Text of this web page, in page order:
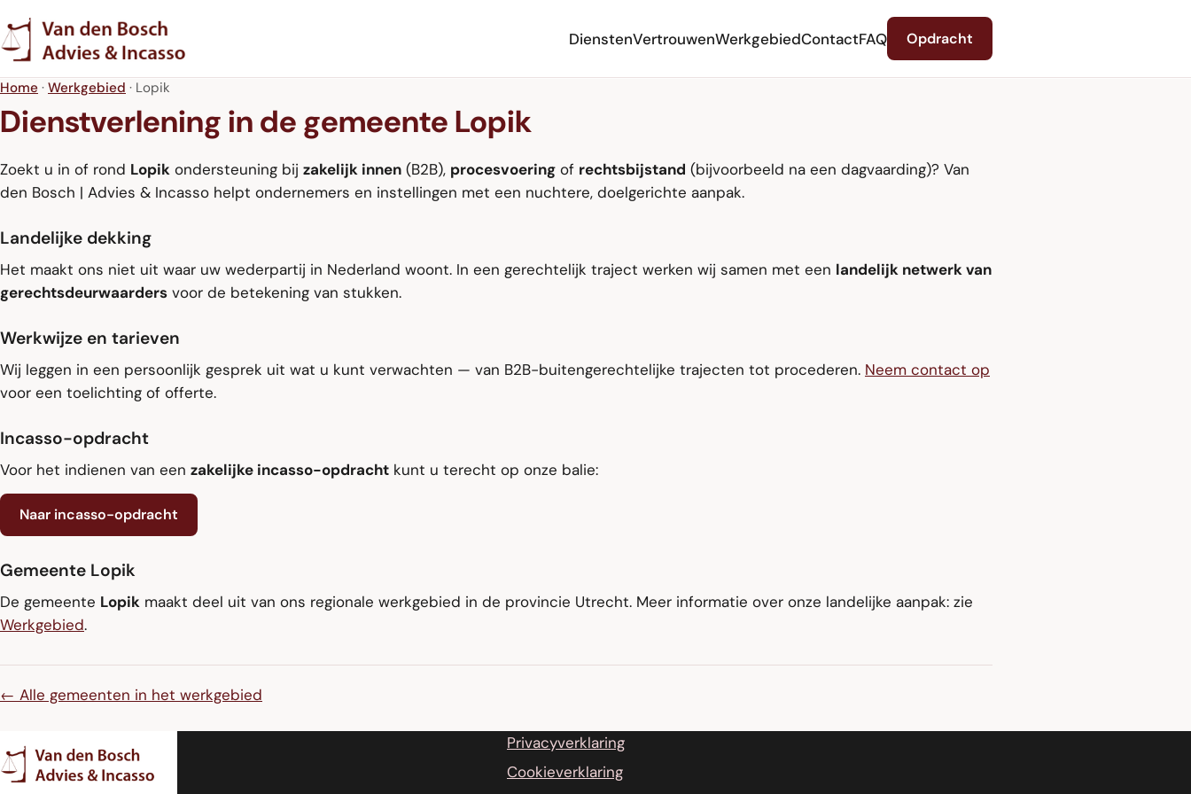
DienstenVertrouwenWerkgebiedContactFAQ Opdracht
Home · Werkgebied · Lopik
Dienstverlening in de gemeente Lopik
Zoekt u in of rond Lopik ondersteuning bij zakelijk innen (B2B), procesvoering of rechtsbijstand (bijvoorbeeld na een dagvaarding)? Van
den Bosch | Advies & Incasso helpt ondernemers en instellingen met een nuchtere, doelgerichte aanpak.
Landelijke dekking
Het maakt ons niet uit waar uw wederpartij in Nederland woont. In een gerechtelijk traject werken wij samen met een landelijk netwerk van
gerechtsdeurwaarders voor de betekening van stukken.
Werkwijze en tarieven
Wij leggen in een persoonlijk gesprek uit wat u kunt verwachten — van B2B-buitengerechtelijke trajecten tot procederen. Neem contact op
voor een toelichting of offerte.
Incasso-opdracht
Voor het indienen van een zakelijke incasso-opdracht kunt u terecht op onze balie:
Naar incasso-opdracht
Gemeente Lopik
De gemeente Lopik maakt deel uit van ons regionale werkgebied in de provincie Utrecht. Meer informatie over onze landelijke aanpak: zie
Werkgebied.
← Alle gemeenten in het werkgebied
Privacyverklaring
Cookieverklaring